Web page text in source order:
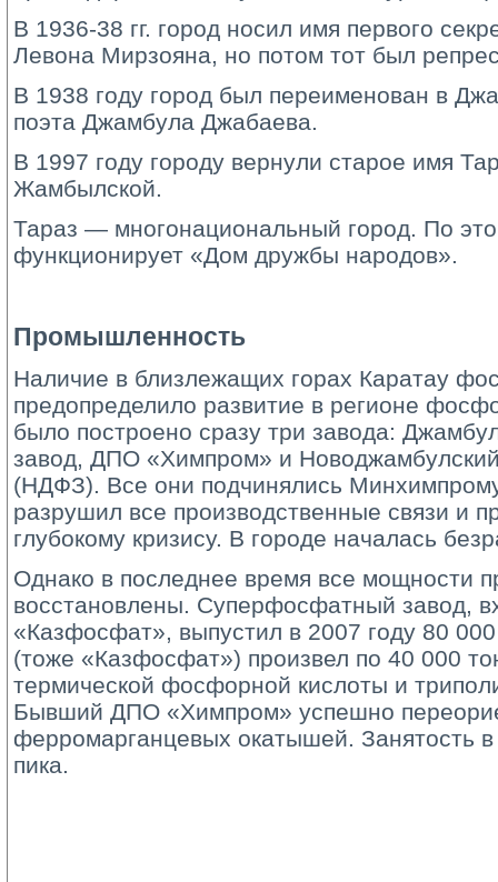
В 1936-38 гг. город носил имя первого
Левона Мирзояна, но потом тот был
В 1938 году город был переименован в
поэта Джамбула Джабаева.
В 1997 году городу вернули старое имя
Жамбылской.
Тараз — многонациональный город. По
функционирует «Дом дружбы народов».
Промышленность
Наличие в близлежащих горах Каратау
предопределило развитие в регионе
было построено сразу три завода:
завод, ДПО «Химпром» и
(НДФЗ). Все они подчинялись
разрушил все производственные связи и
глубокому кризису. В городе началась
Однако в последнее время все мощности
восстановлены. Суперфосфатный завод,
«Казфосфат», выпустил в 2007 году 80
(тоже «Казфосфат») произвел по 40 000
термической фосфорной кислоты и
Бывший ДПО «Химпром» успешно
ферромарганцевых окатышей. Занятость в
пика.